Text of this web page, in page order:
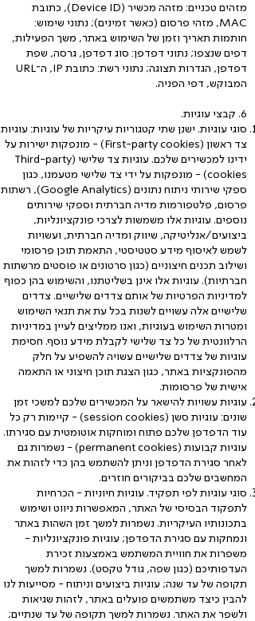
מזהים טכניים: מזהה מכשיר (Device ID), כתובת
MAC, מזהי פרסום (כאשר זמינים); נתוני שימוש:
חותמות תאריך וזמן של השימוש באתר, משך הפעילות,
דפים שנצפו; נתוני דפדפן: סוג דפדפן, גרסה, שפת
דפדפן, הגדרות תצוגה; נתוני רשת: כתובת IP, ה־URL
המבוקש, דפי הפניה.
6. קבצי עוגיות.
סוגי עוגיות. ישנן שתי קטגוריות עיקריות של עוגיות: עוגיות
צד ראשון (First-party cookies) - מונפקות ישירות על
ידינו למכשירים שלכם. עוגיות צד שלישי (Third-party
cookies) - מונפקות על ידי צד שלישי מטעמנו, כגון
ספקי שירותי ניתוח נתונים (Google Analytics), רשתות
פרסום, פלטפורמות מדיה חברתית וספקי שירותים
נוספים. עוגיות אלו משמשות לצרכי פונקציונליות,
ביצועים/אנליטיקה, שיווק ומדיה חברתית, ועשויות
לשמש לאיסוף מידע סטטיסטי, התאמת תוכן פרסומי
ושילוב תכנים חיצוניים (כגון סרטונים או פוסטים מרשתות
חברתיות). עוגיות אלו אינן בשליטתנו, והשימוש בהן כפוף
למדיניות הפרטיות של אותם צדדים שלישיים. צדדים
שלישיים אלה עשויים לשנות בכל עת את תנאי השימוש
ומטרות השימוש בעוגיות, ואנו ממליצים לעיין במדיניות
הרלוונטית של כל צד שלישי לקבלת מידע נוסף. חסימת
עוגיות של צדדים שלישיים עשויה להשפיע על חלק
מהפונקציות באתר, כגון הצגת תוכן חיצוני או התאמה
אישית של פרסומות.
עוגיות עשויות להישאר על המכשירים שלכם למשכי זמן
שונים: עוגיות סשן (session cookies) - קיימות רק כל
עוד הדפדפן שלכם פתוח ומוחקות אוטומטית עם סגירתו.
עוגיות קבועות (permanent cookies) - נשמרות גם
לאחר סגירת הדפדפן וניתן להשתמש בהן כדי לזהות את
המחשבים שלכם בביקורים חוזרים.
סוגי עוגיות לפי תפקיד. עוגיות חיוניות - הכרחיות
לתפקוד הבסיסי של האתר, המאפשרות ניווט ושימוש
בתכונותיו העיקריות. נשמרות למשך זמן השהות באתר
ונמחקות עם סגירת הדפדפן; עוגיות פונקציונליות -
משפרות את חוויית המשתמש באמצעות זכירת
העדפותיכם (כגון שפה, גודל טקסט). נשמרות למשך
תקופה של עד שנה; עוגיות ביצועים וניתוח - מסייעות לנו
להבין כיצד משתמשים פועלים באתר, לזהות שגיאות
ולשפר את האתר. נשמרות למשך תקופה של עד שנתיים;